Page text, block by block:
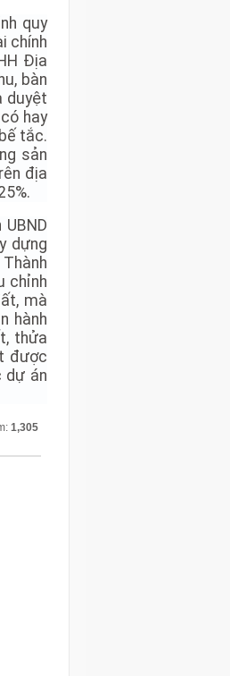
quy
chính
Địa
bàn
duyệt
hay
tắc.
sản
địa
dựng
chỉnh
mà
hành
thửa
được
dự án
1,305